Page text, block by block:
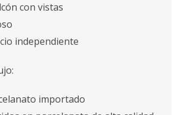
con vistas
independiente
importado